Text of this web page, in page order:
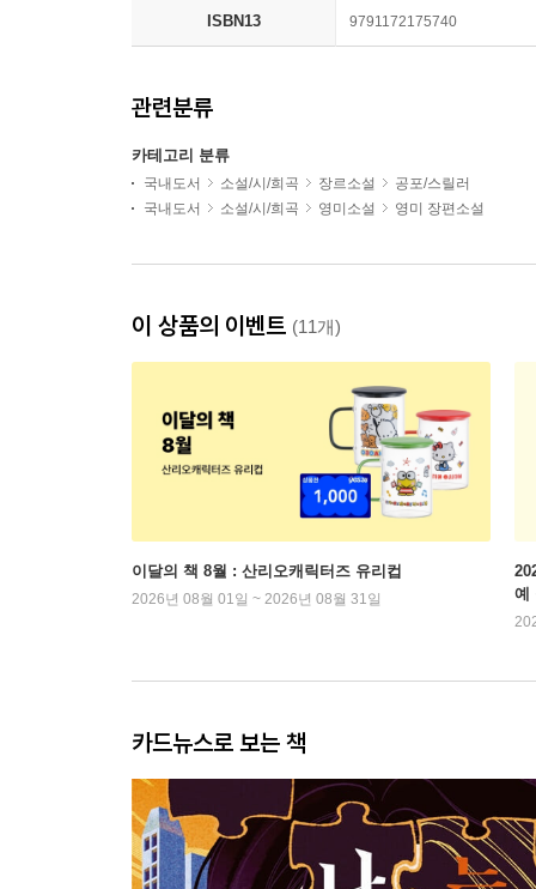
ISBN13 9791172175740
관련분류
카테고리 분류
국내도서 소설/시/희곡 장르소설
공포/스릴러
국내도서
소설/시/희곡 영미소설 영미 장편소설
이 상품의 이벤트 (11개)
이달의 책 8월 : 산리오캐릭터즈 유리컵
2026년 08월 01일 ~ 2026년 08월 31일
예
카드뉴스로 보는 책